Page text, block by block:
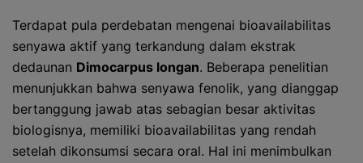
Terdapat pula perdebatan mengenai bioavailabilitas
senyawa aktif yang terkandung dalam ekstrak
dedaunan Dimocarpus longan. Beberapa penelitian
menunjukkan bahwa senyawa fenolik, yang dianggap
bertanggung jawab atas sebagian besar aktivitas
biologisnya, memiliki bioavailabilitas yang rendah
setelah dikonsumsi secara oral. Hal ini menimbulkan